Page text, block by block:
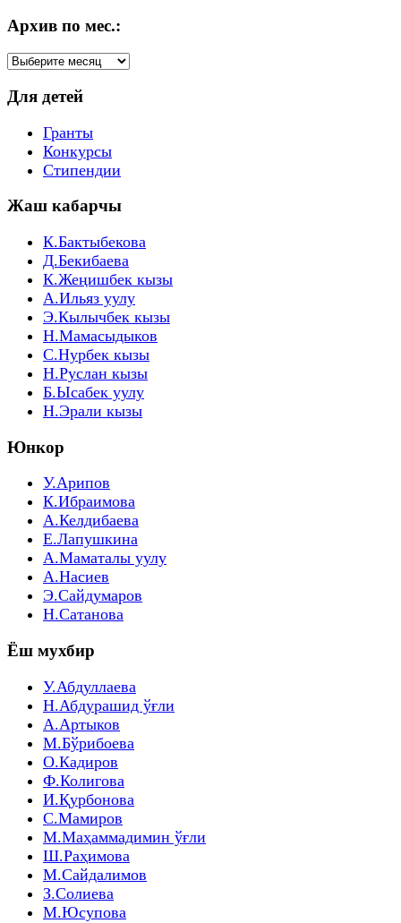
Архив по мес.:
Архив
мес.:
Для детей
Гранты
Конкурсы
Стипендии
Жаш кабарчы
К.Бактыбекова
Д.Бекибаева
К.Жеңишбек кызы
А.Ильяз уулу
Э.Кылычбек кызы
Н.Мамасыдыков
С.Нурбек кызы
Н.Руслан кызы
Б.Ысабек уулу
Н.Эрали кызы
Юнкор
У.Арипов
К.Ибраимова
А.Келдибаева
Е.Лапушкина
А.Маматалы уулу
А.Насиев
Э.Сайдумаров
Н.Сатанова
Ёш мухбир
У.Абдуллаева
Н.Абдурашид ўғли
А.Артыков
М.Бўрибоева
О.Кадиров
Ф.Колигова
И.Қурбонова
С.Мамиров
М.Маҳаммадимин ўғли
Ш.Раҳимова
М.Сайдалимов
З.Солиева
М.Юсупова